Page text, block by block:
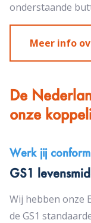
onderstaande
Meer info
De
onze
Werk jij
GS1
Wij hebben onze
de GS1